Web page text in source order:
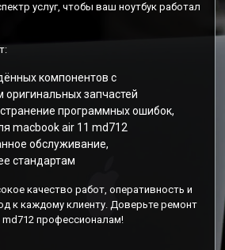
услуг, чтобы ваш ноутбук работал
компонентов с
оригинальных запчастей
программных ошибок,
macbook air 11 md712
обслуживание,
стандартам
качество работ, оперативность и
к каждому клиенту. Доверьте ремонт
профессионалам!